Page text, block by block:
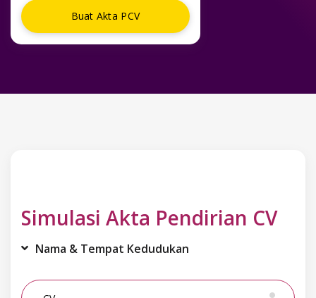
Buat Akta PCV
Simulasi Akta Pendirian CV
Nama & Tempat Kedudukan